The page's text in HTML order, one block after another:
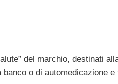
del marchio, destinati
o di automedicazione